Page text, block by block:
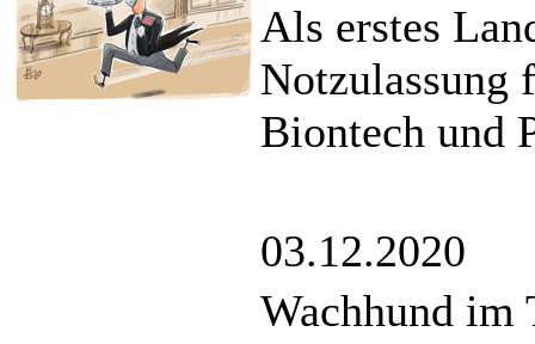
Als erstes
Notzulassung
Biontech und
03.12.2020
Wachhund im